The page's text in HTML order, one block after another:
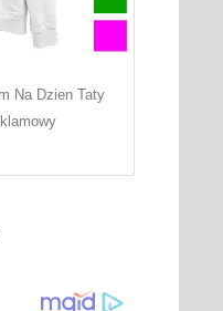
Na Dzien Taty